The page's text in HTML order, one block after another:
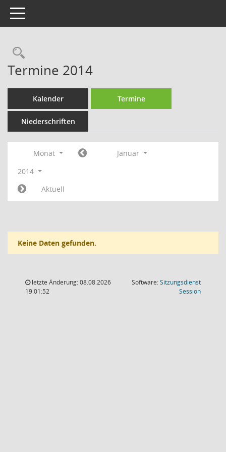
Toggle navigation
Rechercheauswahl
Termine 2014
Kalender Termine
Niederschriften
Monat
Januar
2014
Aktuell
Keine Daten gefunden.
letzte Änderung: 08.08.2026
19:01:52
Software:Sitzungsdienst
Session(Wird in